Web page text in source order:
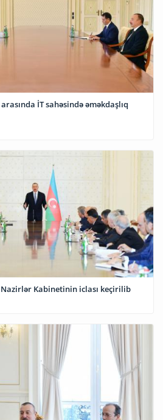
əməkdaşlıq
Kabinetinin iclası keçirilib